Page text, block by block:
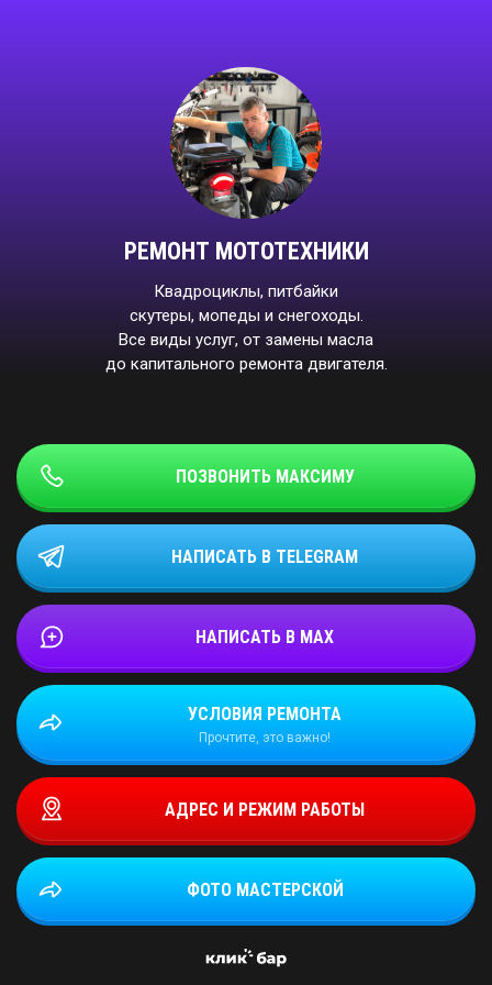
РЕМОНТ МОТОТЕХНИКИ
Квадроциклы, питбайки
скутеры, мопеды и снегоходы.
Все виды услуг, от замены масла
до капитального ремонта двигателя.
ПОЗВОНИТЬ МАКСИМУ
НАПИСАТЬ В TELEGRAM
НАПИСАТЬ В MAX
УСЛОВИЯ РЕМОНТА
Прочтите, это важно!
АДРЕС И РЕЖИМ РАБОТЫ
ФОТО МАСТЕРСКОЙ